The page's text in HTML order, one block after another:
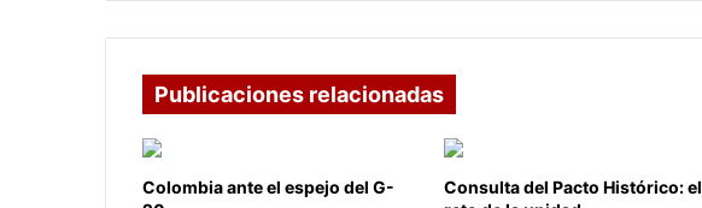
Publicaciones relacionadas
Colombia ante el espejo del G-
Consulta del Pacto Histórico: el